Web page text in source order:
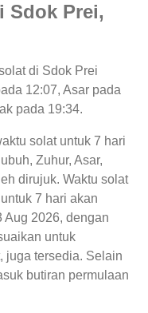
Sdok Prei,
di Sdok Prei
12:07, Asar pada
pada 19:34.
solat untuk 7 hari
Zuhur, Asar,
dirujuk. Waktu solat
7 hari akan
Aug 2026, dengan
untuk
juga tersedia. Selain
butiran permulaan